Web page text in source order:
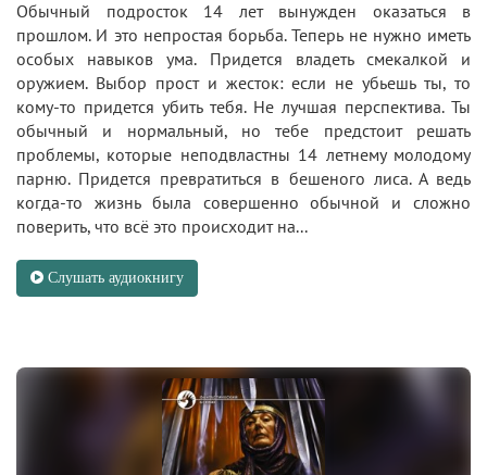
Обычный подросток 14 лет вынужден оказаться в
прошлом. И это непростая борьба. Теперь не нужно иметь
особых навыков ума. Придется владеть смекалкой и
оружием. Выбор прост и жесток: если не убьешь ты, то
кому-то придется убить тебя. Не лучшая перспектива. Ты
обычный и нормальный, но тебе предстоит решать
проблемы, которые неподвластны 14 летнему молодому
парню. Придется превратиться в бешеного лиса. А ведь
когда-то жизнь была совершенно обычной и сложно
поверить, что всё это происходит на...
Слушать аудиокнигу